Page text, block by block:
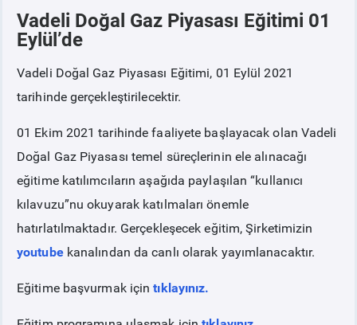
VADELİ DOĞAL GAZ PİYASASI
İLGİLİ DOKÜMANLAR
DUYURULAR
Vadeli Doğal Gaz Piyasası Eğitimi 01
Eylül’de
Vadeli Doğal Gaz Piyasası Eğitimi, 01 Eylül 2021
tarihinde gerçekleştirilecektir.
01 Ekim 2021 tarihinde faaliyete başlayacak olan Vadeli
Doğal Gaz Piyasası temel süreçlerinin ele alınacağı
eğitime katılımcıların aşağıda paylaşılan “kullanıcı
kılavuzu”nu okuyarak katılmaları önemle
hatırlatılmaktadır. Gerçekleşecek eğitim, Şirketimizin
youtubekanalından da canlı olarak yayımlanacaktır.
Eğitime başvurmak içintıklayınız.